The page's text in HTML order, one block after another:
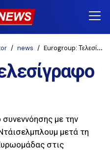
news Eurogroup: Τελεσίγραφο και ναυάγιο
συνεννόησης με την
μετά τη
στις